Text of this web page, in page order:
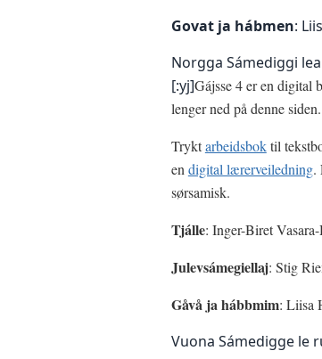
Govat ja hábmen:
Norgga Sámediggi
[:yj]Gájsse 4 er en digital
lenger ned på denne
Tryktarbeidsboktil
en digital lærerveiledning.
sørsamisk.
Tjálle: Inger-Biret
Julevsámegiellaj: Stig
Gåvå ja hábbmim: Liisa
Vuona Sámedigge le